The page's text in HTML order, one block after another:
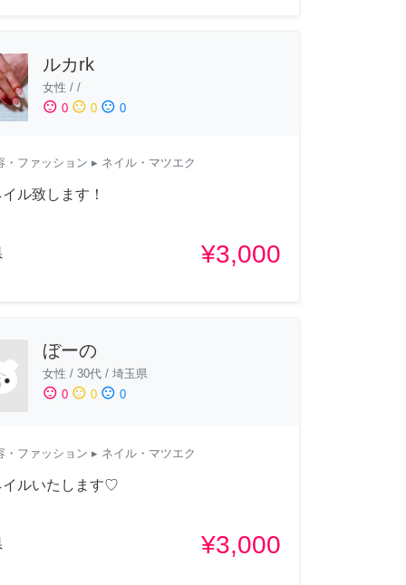
ルカrk
女性 / /
sentiment_satisfied 0 sentiment_neutral 0 sentiment_dissatisfied 0
・ファッション ▸ ネイル・マツエク
ル致します！
¥3,000
ぼーの
女性 / 30代/ 埼玉県
sentiment_satisfied 0 sentiment_neutral 0 sentiment_dissatisfied 0
・ファッション ▸ ネイル・マツエク
イルいたします♡
¥3,000